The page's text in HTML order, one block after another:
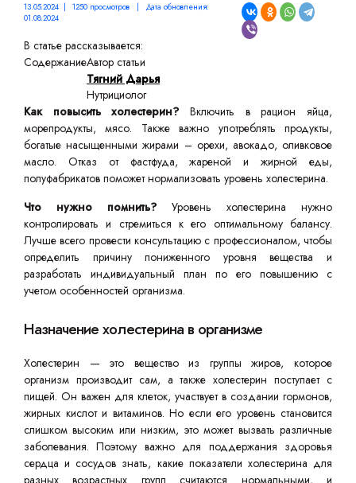
13.05.2024 | 1250 просмотров | Дата обновления:
01.08.2024
В статье рассказывается:
СодержаниеАвтор статьи
Тягний Дарья
Нутрициолог
Как повысить холестерин? Включить в рацион яйца,
морепродукты, мясо. Также важно употреблять продукты,
богатые насыщенными жирами – орехи, авокадо, оливковое
масло. Отказ от фастфуда, жареной и жирной еды,
полуфабрикатов поможет нормализовать уровень холестерина.
Что нужно помнить? Уровень холестерина нужно
контролировать и стремиться к его оптимальному балансу.
Лучше всего провести консультацию с профессионалом, чтобы
определить причину пониженного уровня вещества и
разработать индивидуальный план по его повышению с
учетом особенностей организма.
Назначение холестерина в организме
Холестерин — это вещество из группы жиров, которое
организм производит сам, а также холестерин поступает с
пищей. Он важен для клеток, участвует в создании гормонов,
жирных кислот и витаминов. Но если его уровень становится
слишком высоким или низким, это может вызвать различные
заболевания. Поэтому важно для поддержания здоровья
сердца и сосудов знать, какие показатели холестерина для
разных возрастных групп считаются нормальными, и